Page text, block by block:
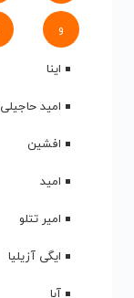
و
اینا
امید حاجیلی
افشین
امید
امیر تتلو
ایگی آزیلیا
آبا